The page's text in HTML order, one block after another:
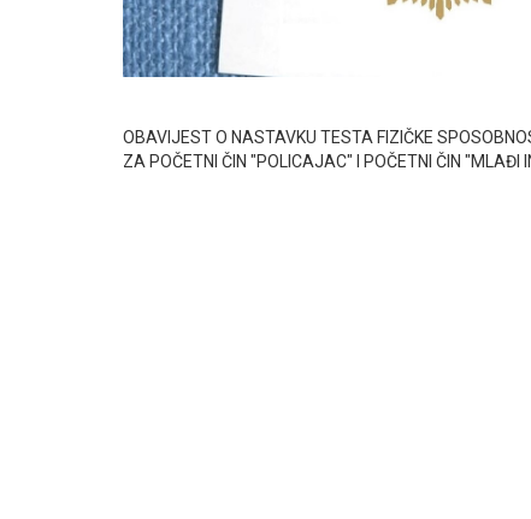
OBAVIJEST O NASTAVKU TESTA FIZIČKE
ZA POČETNI ČIN "POLICAJAC" I POČETNI ČIN "MLAĐI